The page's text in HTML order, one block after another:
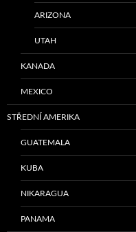
ARIZONA
UTAH
KANADA
MEXICO
STŘEDNÍ AMERIKA
GUATEMALA
KUBA
NIKARAGUA
PANAMA